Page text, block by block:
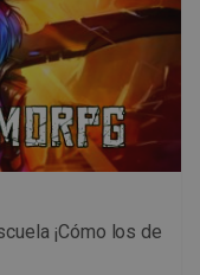
¡Cómo los de